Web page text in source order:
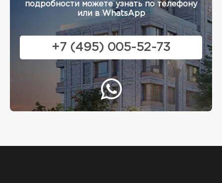
подробности можете узнать по телефону
или в WhatsApp
+7 (495) 005-52-73